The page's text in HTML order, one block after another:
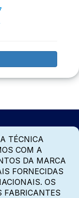
TÉCNICA
COM A
DA MARCA
FORNECIDAS
OS
FABRICANTES